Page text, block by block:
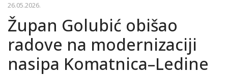
26.05.2026.
Župan Golubić obišao
radove na modernizaciji
nasipa Komatnica–Ledine